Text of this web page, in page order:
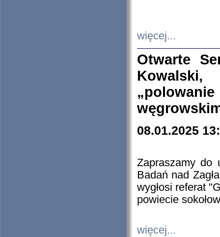
więcej...
Otwarte
08.01.2025
Zapraszamy do
Badań nad
wygłosi referat
powiecie
więcej...